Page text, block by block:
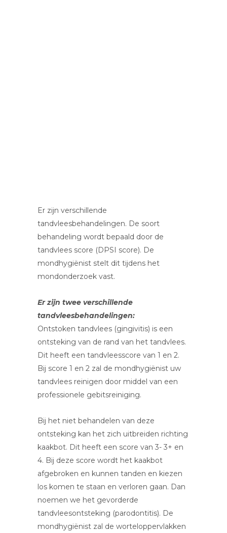
Er zijn verschillende
tandvleesbehandelingen. De soort
behandeling wordt bepaald door de
tandvlees score (DPSI score). De
mondhygiënist stelt dit tijdens het
mondonderzoek vast.
Er zijn twee verschillende
tandvleesbehandelingen:
Ontstoken tandvlees (gingivitis) is een
ontsteking van de rand van het tandvlees.
Dit heeft een tandvleesscore van 1 en 2.
Bij score 1 en 2 zal de mondhygiënist uw
tandvlees reinigen door middel van een
professionele gebitsreiniging.
Bij het niet behandelen van deze
ontsteking kan het zich uitbreiden richting
kaakbot. Dit heeft een score van 3- 3+ en
4. Bij deze score wordt het kaakbot
afgebroken en kunnen tanden en kiezen
los komen te staan en verloren gaan. Dan
noemen we het gevorderde
tandvleesontsteking (parodontitis). De
mondhygiënist zal de worteloppervlakken